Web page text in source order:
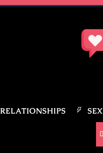
RELATIONSHIPS SEX